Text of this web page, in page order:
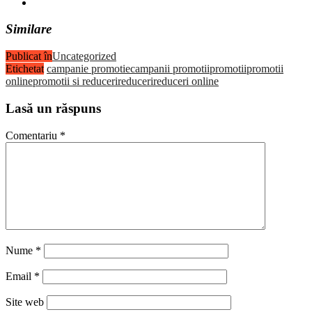
Similare
Publicat înUncategorized
Etichetat campanie promotiecampanii promotiipromotiipromotii
onlinepromotii si reducerireducerireduceri online
Lasă un răspuns
Comentariu *
Nume *
Email *
Site web